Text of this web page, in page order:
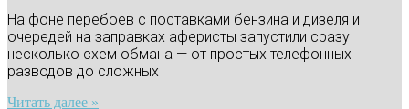
На фоне перебоев с поставками бензина и дизеля и
очередей на заправках аферисты запустили сразу
несколько схем обмана — от простых телефонных
разводов до сложных
Читать далее »